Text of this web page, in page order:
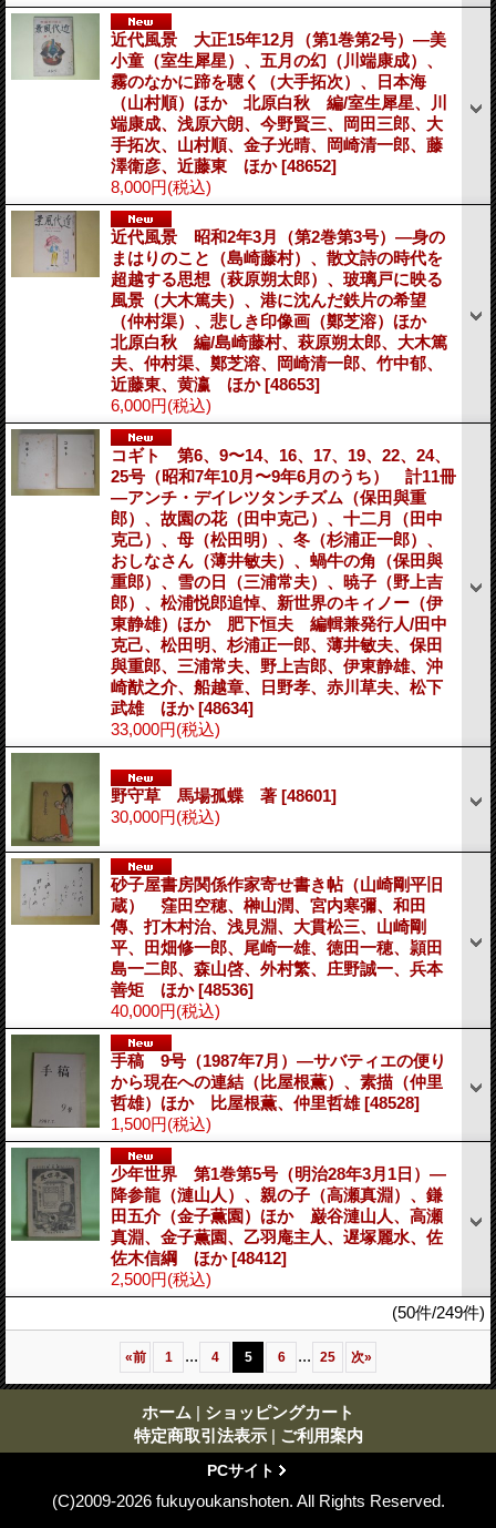
近代風景 大正15年12月（第1巻第2号）―美
小童（室生犀星）、五月の幻（川端康成）、
霧のなかに蹄を聴く（大手拓次）、日本海
（山村順）ほか 北原白秋 編/室生犀星、川
端康成、浅原六朗、今野賢三、岡田三郎、大
手拓次、山村順、金子光晴、岡崎清一郎、藤
澤衛彦、近藤東 ほか[48652]
8,000円(税込)
近代風景 昭和2年3月（第2巻第3号）―身の
まはりのこと（島崎藤村）、散文詩の時代を
超越する思想（萩原朔太郎）、玻璃戸に映る
風景（大木篤夫）、港に沈んだ鉄片の希望
（仲村渠）、悲しき印像画（鄭芝溶）ほか
北原白秋 編/島崎藤村、萩原朔太郎、大木篤
夫、仲村渠、鄭芝溶、岡崎清一郎、竹中郁、
近藤東、黄瀛 ほか[48653]
6,000円(税込)
コギト 第6、9〜14、16、17、19、22、24、
25号（昭和7年10月〜9年6月のうち） 計11冊
―アンチ・デイレツタンチズム（保田與重
郎）、故園の花（田中克己）、十二月（田中
克己）、母（松田明）、冬（杉浦正一郎）、
おしなさん（薄井敏夫）、蝸牛の角（保田與
重郎）、雪の日（三浦常夫）、暁子（野上吉
郎）、松浦悦郎追悼、新世界のキィノー（伊
東静雄）ほか 肥下恒夫 編輯兼発行人/田中
克己、松田明、杉浦正一郎、薄井敏夫、保田
與重郎、三浦常夫、野上吉郎、伊東静雄、沖
崎猷之介、船越章、日野孝、赤川草夫、松下
武雄 ほか[48634]
33,000円(税込)
野守草 馬場孤蝶 著 [48601]
30,000円(税込)
砂子屋書房関係作家寄せ書き帖（山崎剛平旧
蔵） 窪田空穂、榊山潤、宮内寒彌、和田
傳、打木村治、浅見淵、大貫松三、山崎剛
平、田畑修一郎、尾崎一雄、徳田一穂、頴田
島一二郎、森山啓、外村繁、庄野誠一、兵本
善矩 ほか[48536]
40,000円(税込)
手稿 9号（1987年7月）―サバティエの便り
から現在への連結（比屋根薫）、素描（仲里
哲雄）ほか 比屋根薫、仲里哲雄[48528]
1,500円(税込)
少年世界 第1巻第5号（明治28年3月1日）―
降参龍（漣山人）、親の子（高瀬真淵）、鎌
田五介（金子薫園）ほか 巌谷漣山人、高瀬
真淵、金子薫園、乙羽庵主人、遅塚麗水、佐
佐木信綱 ほか[48412]
2,500円(税込)
(50件/249件)
«前 1 ... 4 5 6 ... 25 次»
ホーム | ショッピングカート
特定商取引法表示 | ご利用案内
PCサイト
(C)2009-2026 fukuyoukanshoten. All Rights Reserved.